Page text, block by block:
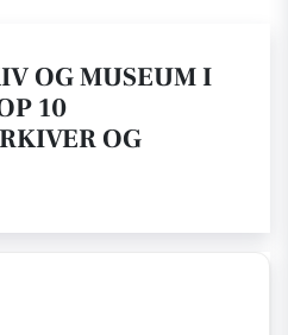
OG MUSEUM I
10
OG